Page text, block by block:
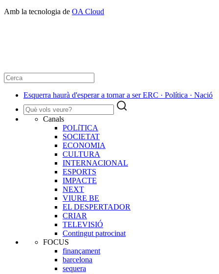
Amb la tecnologia de OA Cloud
Esquerra haurà d'esperar a tornar a ser ERC · Política · Nació
Canals
POLíTICA
SOCIETAT
ECONOMIA
CULTURA
INTERNACIONAL
ESPORTS
IMPACTE
NEXT
VIURE BE
EL DESPERTADOR
CRIAR
TELEVISIÓ
Contingut patrocinat
FOCUS
finançament
barcelona
sequera